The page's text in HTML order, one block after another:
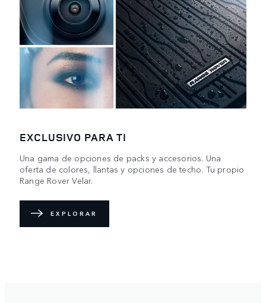
EXCLUSIVO PARA TI
Una gama de opciones de packs y accesorios. Una
oferta de colores, llantas y opciones de techo. Tu propio
Range Rover Velar.
EXPLORAR